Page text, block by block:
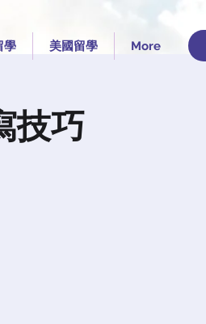
學 美國留學 More
技巧